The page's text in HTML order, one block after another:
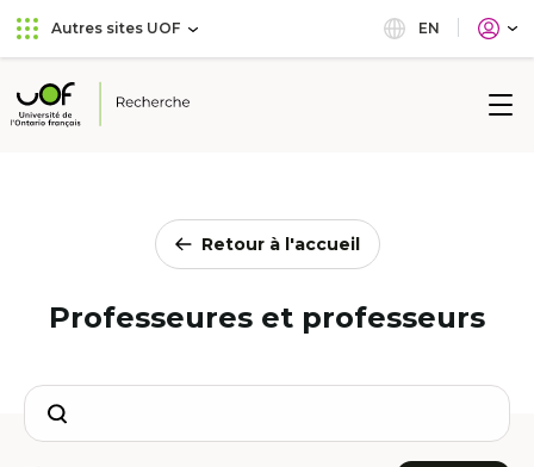
Aller
au
principal
Passer
au
Autres sites UOF EN
Université
Retour à l'accueil
Professeures et professeurs
Search